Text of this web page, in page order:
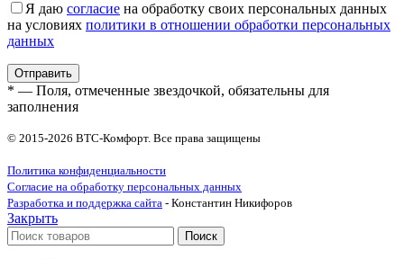
Я даю согласие на обработку своих персональных данных
на условиях политики в отношении обработки персональных
данных
* — Поля, отмеченные звездочкой, обязательны для
заполнения
© 2015-2026 ВТС-Комфорт. Все права защищены
Политика конфиденциальности
Согласие на обработку персональных данных
Разработка и поддержка сайта - Константин Никифоров
Закрыть
Поиск